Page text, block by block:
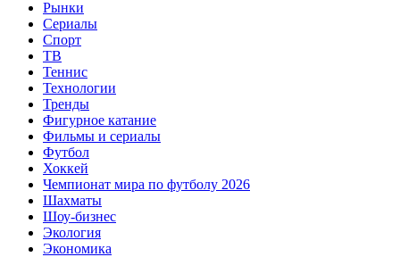
Рынки
Сериалы
Спорт
ТВ
Теннис
Технологии
Тренды
Фигурное катание
Фильмы и сериалы
Футбол
Хоккей
Чемпионат мира по футболу 2026
Шахматы
Шоу-бизнес
Экология
Экономика